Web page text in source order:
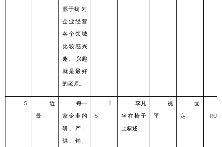
源于我 对
企业经营
各个领域
⽐较感兴
趣。
兴趣
就是最好
的⽼师。
5
近
景
每⼀
家企业的
研、产、
供、销、
1
5
李凡
坐在椅⼦
上叙述
视
平
固
定
-